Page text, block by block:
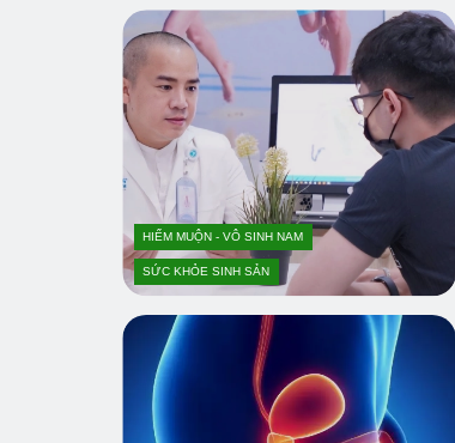
HIẾM MUỘN - VÔ SINH NAM
SỨC KHỎE SINH SẢN